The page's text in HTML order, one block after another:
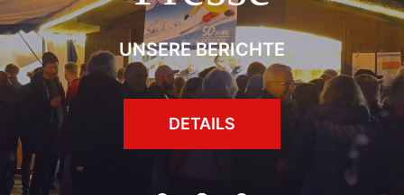
UNSERE ABTEILUNGEN